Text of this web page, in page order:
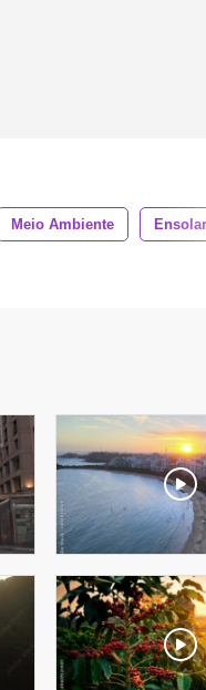
Meio Ambiente